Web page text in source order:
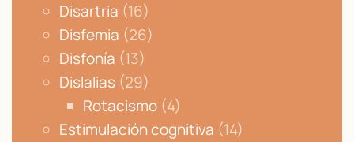
Disartria (16)
Disfemia (26)
Disfonía (13)
Dislalias (29)
Rotacismo (4)
Estimulación cognitiva (14)